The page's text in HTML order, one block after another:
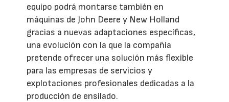
equipo podrá montarse también en
máquinas de John Deere y New Holland
gracias a nuevas adaptaciones específicas,
una evolución con la que la compañía
pretende ofrecer una solución más flexible
para las empresas de servicios y
explotaciones profesionales dedicadas a la
producción de ensilado.